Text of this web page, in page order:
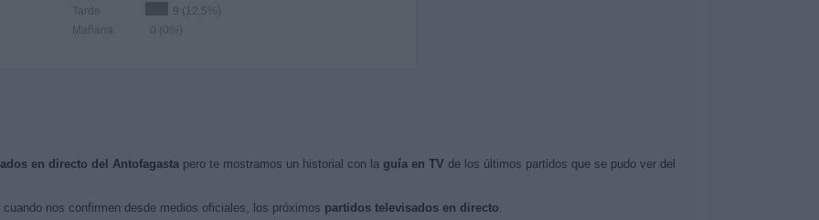
Tarde
9 (12,5%)
Mañana
0 (0%)
en directo del Antofagastapero te mostramos un historial con la guía en TV de los últimos partidos que se pudo ver del
cuando nos confirmen desde medios oficiales, los próximos partidos televisados en directo.